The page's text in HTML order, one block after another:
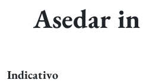
Asedar
Indicativo